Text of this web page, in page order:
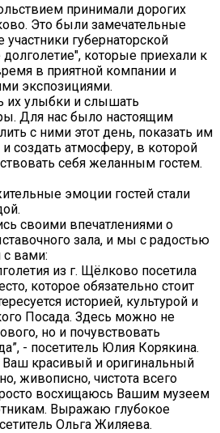
принимали дорогих
Это были замечательные
губернаторской
которые приехали к
в приятной компании и
экспозициями.
улыбки и слышать
Для нас было настоящим
с ними этот день, показать им
создать атмосферу, в которой
себя желанным гостем.
эмоции гостей стали
своими впечатлениями о
зала, и мы с радостью
с вами:
из г. Щёлково посетила
которое обязательно стоит
историей, культурой и
Посада. Здесь можно не
но и почувствовать
- посетитель Юлия Корякина.
Ваш красивый и оригинальный
живописно, чистота всего
восхищаюсь Вашим музеем
Выражаю глубокое
Ольга Жиляева.